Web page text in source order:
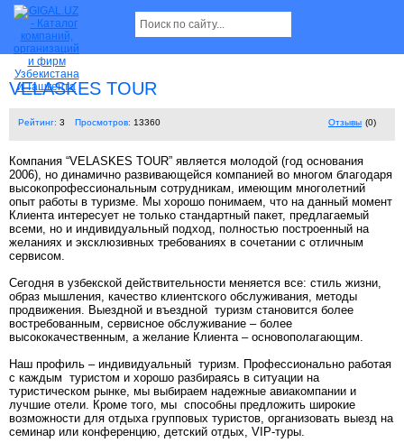
VELASKES TOUR
Рейтинг: 3 Просмотров: 13360 Отзывы (0)
Компания “VELASKES TOUR” является молодой (год основания
2006), но динамично развивающейся компанией во многом благодаря
высокопрофессиональным сотрудникам, имеющим многолетний
опыт работы в туризме. Мы хорошо понимаем, что на данный момент
Клиента интересует не только стандартный пакет, предлагаемый
всеми, но и индивидуальный подход, полностью построенный на
желаниях и эксклюзивных требованиях в сочетании с отличным
сервисом.
Сегодня в узбекской действительности меняется все: стиль жизни,
образ мышления, качество клиентского обслуживания, методы
продвижения. Выездной и въездной туризм становится более
востребованным, сервисное обслуживание – более
высококачественным, а желание Клиента – основополагающим.
Наш профиль – индивидуальный туризм. Профессионально работая
с каждым туристом и хорошо разбираясь в ситуации на
туристическом рынке, мы выбираем надежные авиакомпании и
лучшие отели. Кроме того, мы способны предложить широкие
возможности для отдыха групповых туристов, организовать выезд на
семинар или конференцию, детский отдых, VIP-туры.